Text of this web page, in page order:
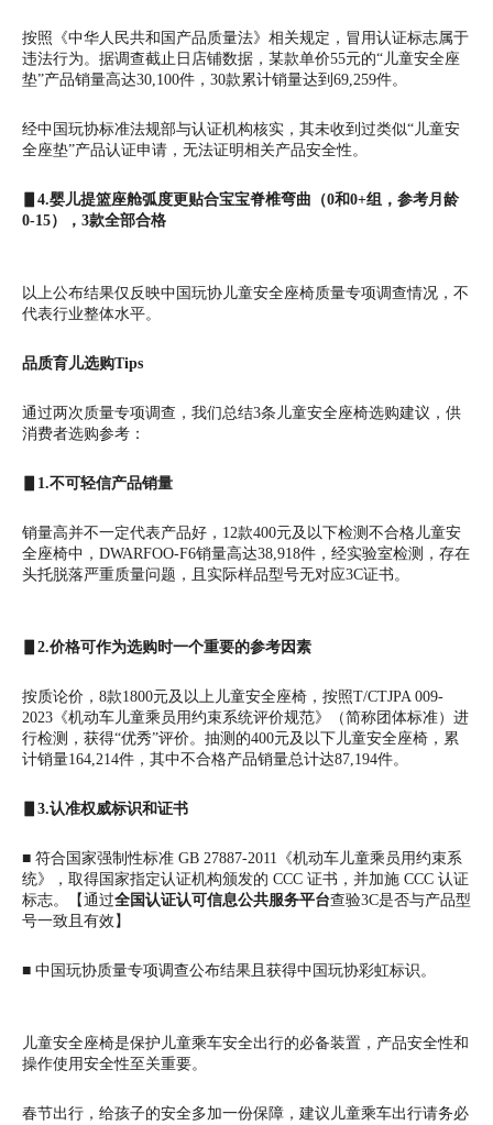
按照《中华人民共和国产品质量法》相关规定，冒用认证标志属于
违法行为。据调查截止日店铺数据，某款单价55元的“儿童安全座
垫”产品销量高达30,100件，30款累计销量达到69,259件。
经中国玩协标准法规部与认证机构核实，其未收到过类似“儿童安
全座垫”产品认证申请，无法证明相关产品安全性。
▋4.婴儿提篮座舱弧度更贴合宝宝脊椎弯曲（0和0+组，参考月龄
0-15），3款全部合格
以上公布结果仅反映中国玩协儿童安全座椅质量专项调查情况，不
代表行业整体水平。
品质育儿选购Tips
通过两次质量专项调查，我们总结3条儿童安全座椅选购建议，供
消费者选购参考：
▋1.不可轻信产品销量
销量高并不一定代表产品好，12款400元及以下检测不合格儿童安
全座椅中，DWARFOO-F6销量高达38,918件，经实验室检测，存在
头托脱落严重质量问题，且实际样品型号无对应3C证书。
▋2.价格可作为选购时一个重要的参考因素
按质论价，8款1800元及以上儿童安全座椅，按照T/CTJPA 009-
2023《机动车儿童乘员用约束系统评价规范》（简称团体标准）进
行检测，获得“优秀”评价。抽测的400元及以下儿童安全座椅，累
计销量164,214件，其中不合格产品销量总计达87,194件。
▋3.认准权威标识和证书
■ 符合国家强制性标准 GB 27887-2011《机动车儿童乘员用约束系
统》，取得国家指定认证机构颁发的 CCC 证书，并加施 CCC 认证
标志。【通过全国认证认可信息公共服务平台查验3C是否与产品型
号一致且有效】
■ 中国玩协质量专项调查公布结果且获得中国玩协彩虹标识。
儿童安全座椅是保护儿童乘车安全出行的必备装置，产品安全性和
操作使用安全性至关重要。
春节出行，给孩子的安全多加一份保障，建议儿童乘车出行请务必